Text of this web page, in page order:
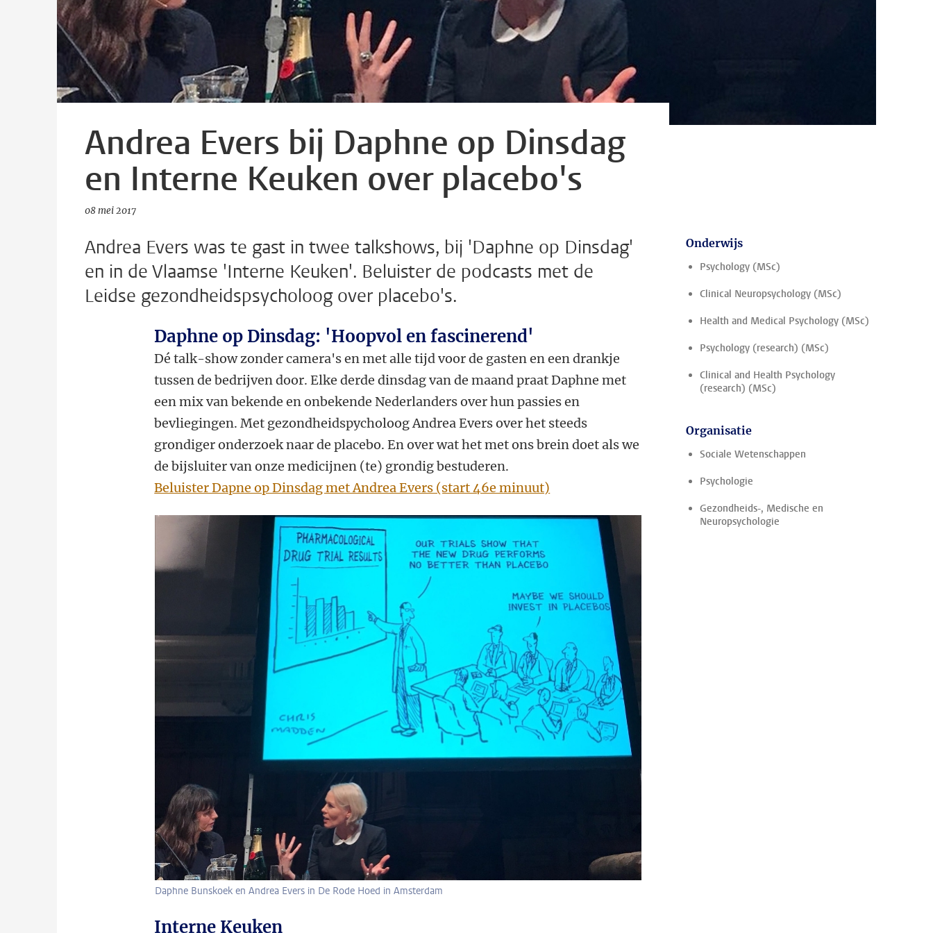
Andrea Evers bij Daphne op Dinsdag
en Interne Keuken over placebo's
08 mei 2017
Andrea Evers was te gast in twee talkshows, bij 'Daphne op Dinsdag'
en in de Vlaamse 'Interne Keuken'. Beluister de podcasts met de
Leidse gezondheidspsycholoog over placebo's.
Daphne op Dinsdag: 'Hoopvol en fascinerend'
Dé talk-show zonder camera's en met alle tijd voor de gasten en een drankje
tussen de bedrijven door. Elke derde dinsdag van de maand praat Daphne met
een mix van bekende en onbekende Nederlanders over hun passies en
bevliegingen. Met gezondheidspycholoog Andrea Evers over het steeds
grondiger onderzoek naar de placebo. En over wat het met ons brein doet als we
de bijsluiter van onze medicijnen (te) grondig bestuderen.
Beluister Dapne op Dinsdag met Andrea Evers (start 46e minuut)
Daphne Bunskoek en Andrea Evers in De Rode Hoed in Amsterdam
Interne Keuken
Onderwijs
Psychology (MSc)
Clinical Neuropsychology (MSc)
Health and Medical Psychology (MSc)
Psychology (research) (MSc)
Clinical and Health Psychology
(research) (MSc)
Organisatie
Sociale Wetenschappen
Psychologie
Gezondheids-, Medische en
Neuropsychologie